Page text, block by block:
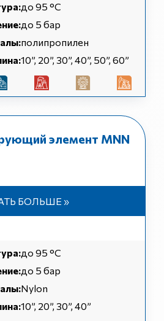
до 95 °C
до 5 бар
полипропилен
10”, 20”, 30”, 40”, 50”, 60”
элемент MNN
БОЛЬШЕ »
до 95 °C
до 5 бар
Nylon
10”, 20”, 30”, 40”